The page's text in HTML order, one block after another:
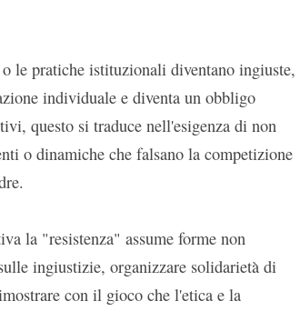
le pratiche istituzionali diventano ingiuste,
individuale e diventa un obbligo
questo si traduce nell'esigenza di non
o dinamiche che falsano la competizione
la "resistenza" assume forme non
ingiustizie, organizzare solidarietà di
con il gioco che l'etica e la